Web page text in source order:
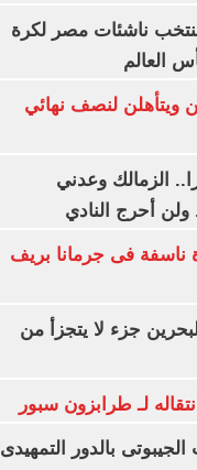
ناشئات مصر لكرة
العالم
ويتأهلن لنصف نهائي
الزمالك وعدني
أحرج النادي
ناسفة فى جرمانا بريف
جزء لا يتجزأ من
لـ طرابزون سبور
بالدور التمهيدى